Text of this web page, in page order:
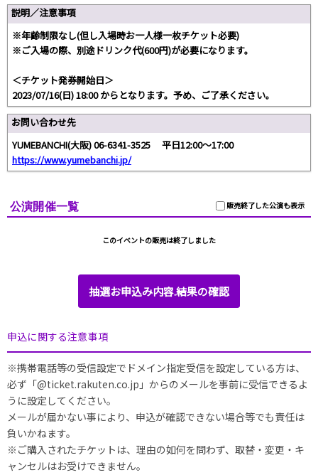
説明／注意事項
※年齢制限なし(但し入場時お一人様一枚チケット必要)
※ご入場の際、別途ドリンク代(600円)が必要になります。
＜チケット発券開始日＞
2023/07/16(日) 18:00 からとなります。予め、ご了承ください。
お問い合わせ先
YUMEBANCHI(大阪) 06-6341-3525 平日12:00～17:00
https://www.yumebanchi.jp/
販売終了した公演も表示
公演開催一覧
このイベントの販売は終了しました
抽選お申込み内容.結果の確認
申込に関する注意事項
※携帯電話等の受信設定でドメイン指定受信を設定している方は、
必ず「@ticket.rakuten.co.jp」からのメールを事前に受信できるよ
うに設定してください。
メールが届かない事により、申込が確認できない場合等でも責任は
負いかねます。
※ご購入されたチケットは、理由の如何を問わず、取替・変更・キ
ャンセルはお受けできません。